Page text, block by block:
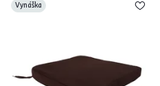
Vynáška